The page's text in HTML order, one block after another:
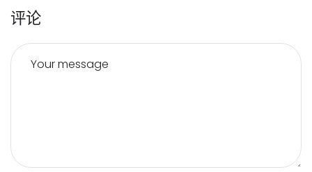
评论
Your message